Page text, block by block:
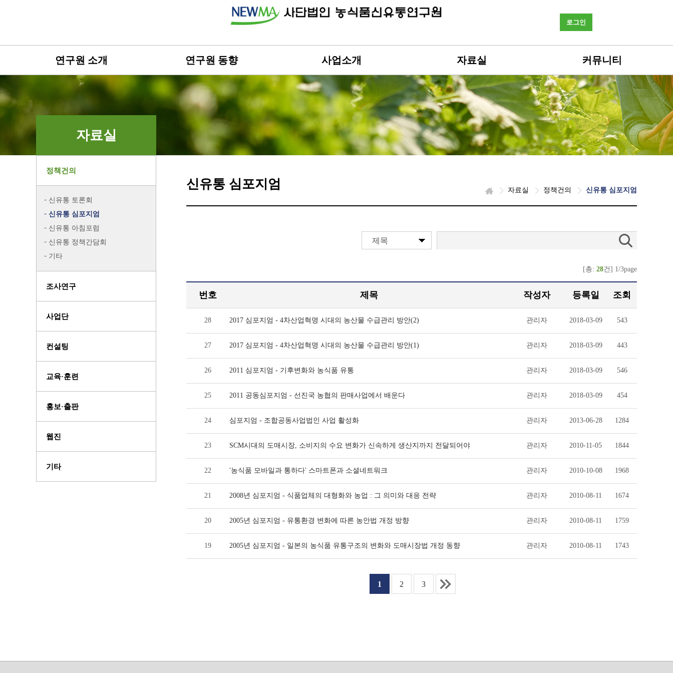
로그인
연구원 소개 연구원 동향 사업소개 자료실 커뮤니티
자료실
정책건의
신유통 토론회
신유통 심포지엄
신유통 아침포럼
신유통 정책간담회
기타
조사연구
사업단
컨설팅
교육·훈련
홍보·출판
웹진
기타
신유통 심포지엄 자료실 정책건의 신유통 심포지엄
제목
[총: 28건] 1/3page
번호 제목 작성자 등록일 조회
28 2017 심포지엄 - 4차산업혁명 시대의 농산물 수급관리 방안(2) 관리자 2018-03-09 543
27 2017 심포지엄 - 4차산업혁명 시대의 농산물 수급관리 방안(1) 관리자 2018-03-09 443
26 2011 심포지엄 - 기후변화와 농식품 유통 관리자 2018-03-09 546
25 2011 공동심포지엄 - 선진국 농협의 판매사업에서 배운다 관리자 2018-03-09 454
24 심포지엄 - 조합공동사업법인 사업 활성화 관리자 2013-06-28 1284
23 SCM시대의 도매시장, 소비지의 수요 변화가 신속하게 생산지까지 전달되어야 관리자 2010-11-05 1844
22 '농식품 모바일과 통하다' 스마트폰과 소셜네트워크 관리자 2010-10-08 1968
21 2008년 심포지엄 - 식품업체의 대형화와 농업 : 그 의미와 대응 전략 관리자 2010-08-11 1674
20 2005년 심포지엄 - 유통환경 변화에 따른 농안법 개정 방향 관리자 2010-08-11 1759
19 2005년 심포지엄 - 일본의 농식품 유통구조의 변화와 도매시장법 개정 동향 관리자 2010-08-11 1743
1 2 3